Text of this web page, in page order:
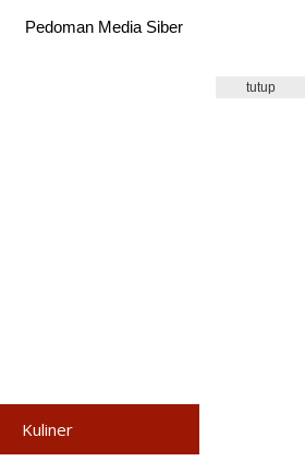
Pedoman Media Siber
Kuliner
tutup